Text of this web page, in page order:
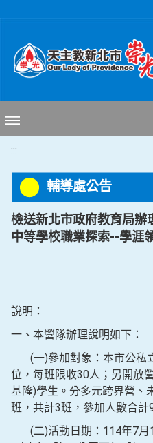
:::
輔導處公告
檢送新北市政府教育局辦
中等學校職業探索--學涯
說明：
一、本營隊辦理說明如下：
(一)參加對象：本市公私
位，每班限收30人；另開放
基隆)學生。分多元跨界營、
班，共計3班，參加人數合計
(二)活動日期：114年7月